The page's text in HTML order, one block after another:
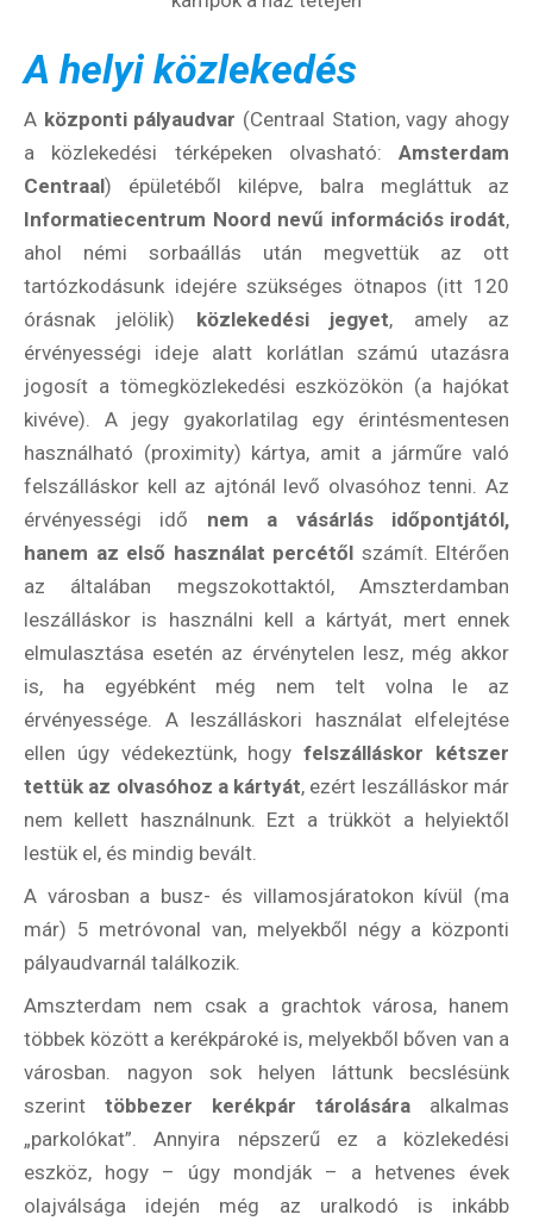
A helyi közlekedés
A központi pályaudvar (Centraal Station, vagy ahogy
a közlekedési térképeken olvasható: Amsterdam
Centraal) épületéből kilépve, balra megláttuk az
Informatiecentrum Noord nevű információs irodát,
ahol némi sorbaállás után megvettük az ott
tartózkodásunk idejére szükséges ötnapos (itt 120
órásnak jelölik) közlekedési jegyet, amely az
érvényességi ideje alatt korlátlan számú utazásra
jogosít a tömegközlekedési eszközökön (a hajókat
kivéve). A jegy gyakorlatilag egy érintésmentesen
használható (proximity) kártya, amit a járműre való
felszálláskor kell az ajtónál levő olvasóhoz tenni. Az
érvényességi idő nem a vásárlás időpontjától,
hanem az első használat percétől számít. Eltérően
az általában megszokottaktól, Amszterdamban
leszálláskor is használni kell a kártyát, mert ennek
elmulasztása esetén az érvénytelen lesz, még akkor
is, ha egyébként még nem telt volna le az
érvényessége. A leszálláskori használat elfelejtése
ellen úgy védekeztünk, hogyfelszálláskor kétszer
tettük az olvasóhoz a kártyát, ezért leszálláskor már
nem kellett használnunk. Ezt a trükköt a helyiektől
lestük el, és mindig bevált.
A városban a busz- és villamosjáratokon kívül (ma
már) 5 metróvonal van, melyekből négy a központi
pályaudvarnál találkozik.
Amszterdam nem csak a grachtok városa, hanem
többek között a kerékpároké is, melyekből bőven van a
városban. nagyon sok helyen láttunk becslésünk
szerint többezer kerékpár tárolására alkalmas
„parkolókat”. Annyira népszerű ez a közlekedési
eszköz, hogy – úgy mondják – a hetvenes évek
olajválsága idején még az uralkodó is inkább